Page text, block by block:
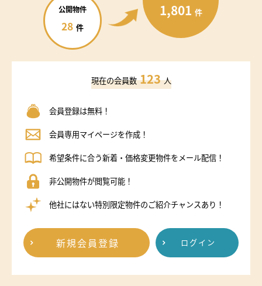
公開物件
28 件
1,801 件
現在の会員数 123 人
会員登録は無料！
会員専用マイページを作成！
希望条件に合う新着・価格変更物件をメール配信！
非公開物件が閲覧可能！
他社にはない特別限定物件のご紹介チャンスあり！
新規会員登録 ログイン